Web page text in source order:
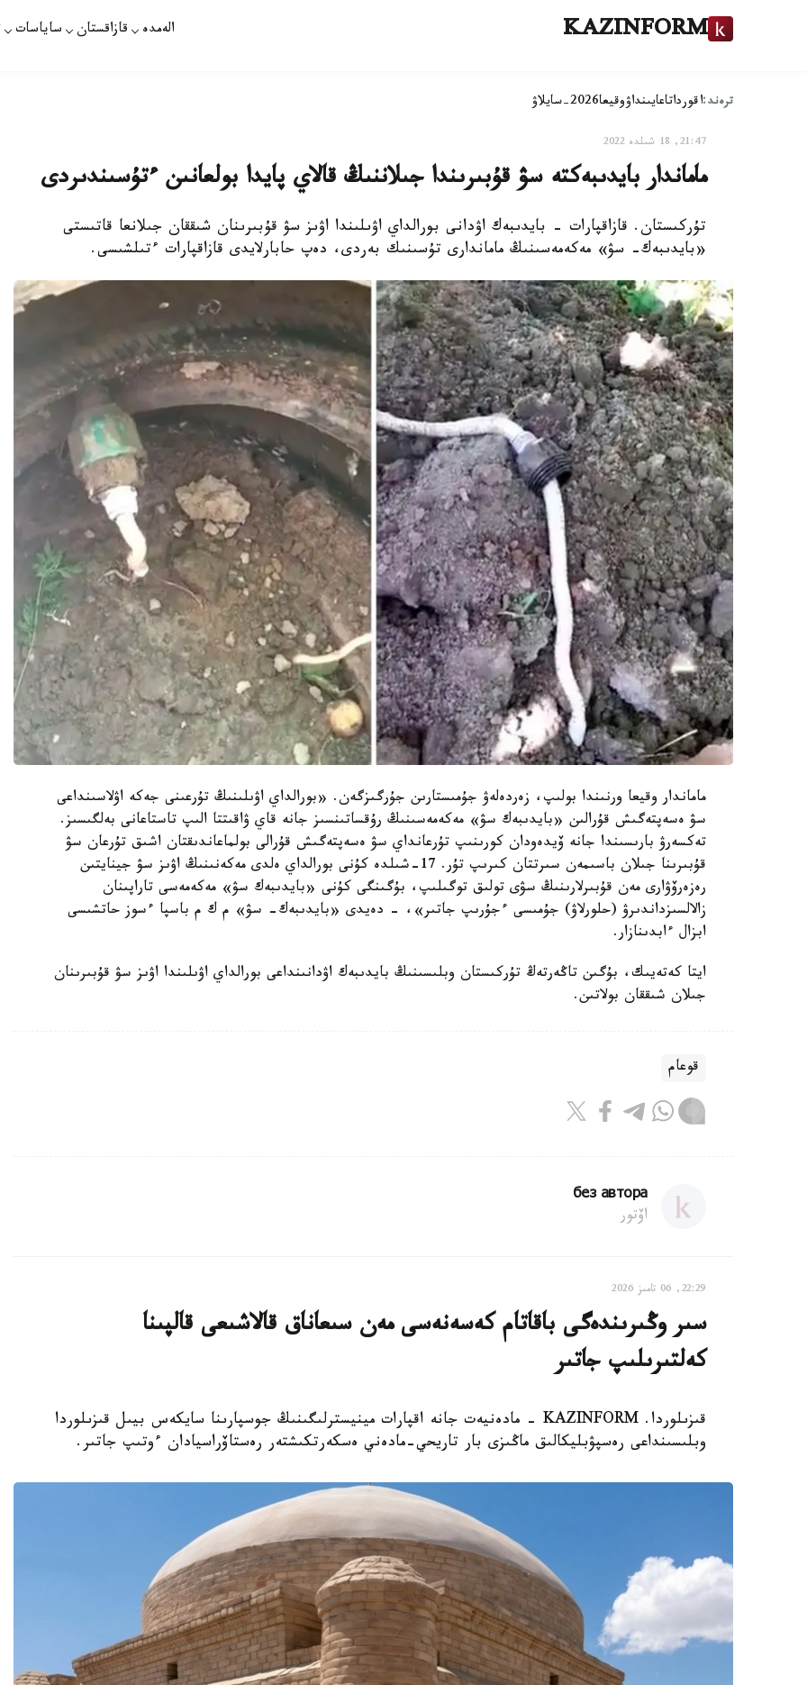
KAZINFORM الەمدە قازاقستان ساياسات
ترەند:اقورداتاعايىنداۋوقيعا2026-سايلاۋ
21:47, 18 شىلدە 2022
ماماندار بايدىبەكتە سۋ قۇبىرىندا جىلاننىڭ قالاي پايدا بولعانىن ءتۇسىندىردى
تۇركىستان. قازاقپارات - بايدىبەك اۋدانى بورالداي اۋىلىندا اۋىز سۋ قۇبىرىنان شىققان جىلانعا قاتىستى
«بايدىبەك- سۋ» مەكەمەسىنىڭ ماماندارى تۇسىنىك بەردى، دەپ حابارلايدى قازاقپارات ءتىلشىسى.
ماماندار وقيعا ورنىندا بولىپ، زەردەلەۋ جۇمىستارىن جۇرگىزگەن. «بورالداي اۋىلىنىڭ تۇرعىنى جەكە اۋلاسىنداعى
سۋ ەسەپتەگىش قۇرالىن «بايدىبەك سۋ» مەكەمەسىنىڭ رۇقساتىنسىز جانە قاي ۋاقىتتا الىپ تاستاعانى بەلگىسىز.
تەكسەرۋ بارىسىندا جانە ۆيدەودان كورىنىپ تۇرعانداي سۋ ەسەپتەگىش قۇرالى بولماعاندىقتان اشىق تۇرعان سۋ
قۇبىرىنا جىلان باسىمەن سىرتتان كىرىپ تۇر. 17-شىلدە كۇنى بورالداي ەلدى مەكەنىنىڭ اۋىز سۋ جينايتىن
رەزەرۆۋارى مەن قۇبىرلارىنىڭ سۋى تولىق توگىلىپ، بۇگىنگى كۇنى «بايدىبەك سۋ» مەكەمەسى تاراپىنان
زالالسىزداندىرۋ (حلورلاۋ) جۇمىسى ءجۇرىپ جاتىر»، - دەيدى «بايدىبەك- سۋ» م ك م باسپا ءسوز حاتشىسى
ابزال ءابدىنازار.
ايتا كەتەيىك، بۇگىن تاڭەرتەڭ تۇركىستان وبلىسىنىڭ بايدىبەك اۋدانىنداعى بورالداي اۋىلىندا اۋىز سۋ قۇبىرىنان
جىلان شىققان بولاتىن.
قوعام
без автора
اۆتور
22:29, 06 تامىز 2026
سىر وڭىرىندەگى باقاتام كەسەنەسى مەن سىعاناق قالاشىعى قالپىنا
كەلتىرىلىپ جاتىر
قىزىلوردا. KAZINFORM - مادەنيەت جانە اقپارات مينيسترلىگىنىڭ جوسپارىنا سايكەس بيىل قىزىلوردا
وبلىسىنداعى رەسپۋبليكالىق ماڭىزى بار تاريحي-مادەني ەسكەرتكىشتەر رەستاۆراسيادان ءوتىپ جاتىر.